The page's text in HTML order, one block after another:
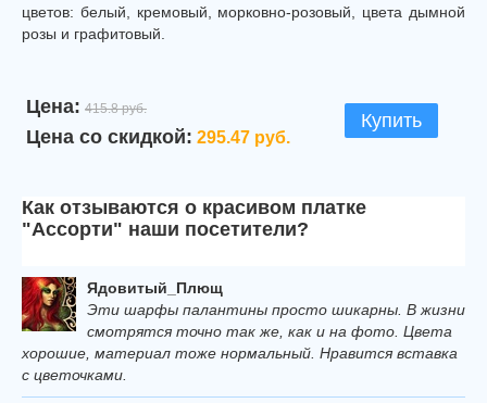
цветов: белый, кремовый, морковно-розовый, цвета дымной
розы и графитовый.
Цена: 415.8 руб.
Цена со скидкой: 295.47 руб.
Купить
Как отзываются о красивом платке
"Ассорти" наши посетители?
Ядовитый_Плющ
Эти шарфы палантины просто шикарны. В жизни
смотрятся точно так же, как и на фото. Цвета
хорошие, материал тоже нормальный. Нравится вставка
с цветочками.